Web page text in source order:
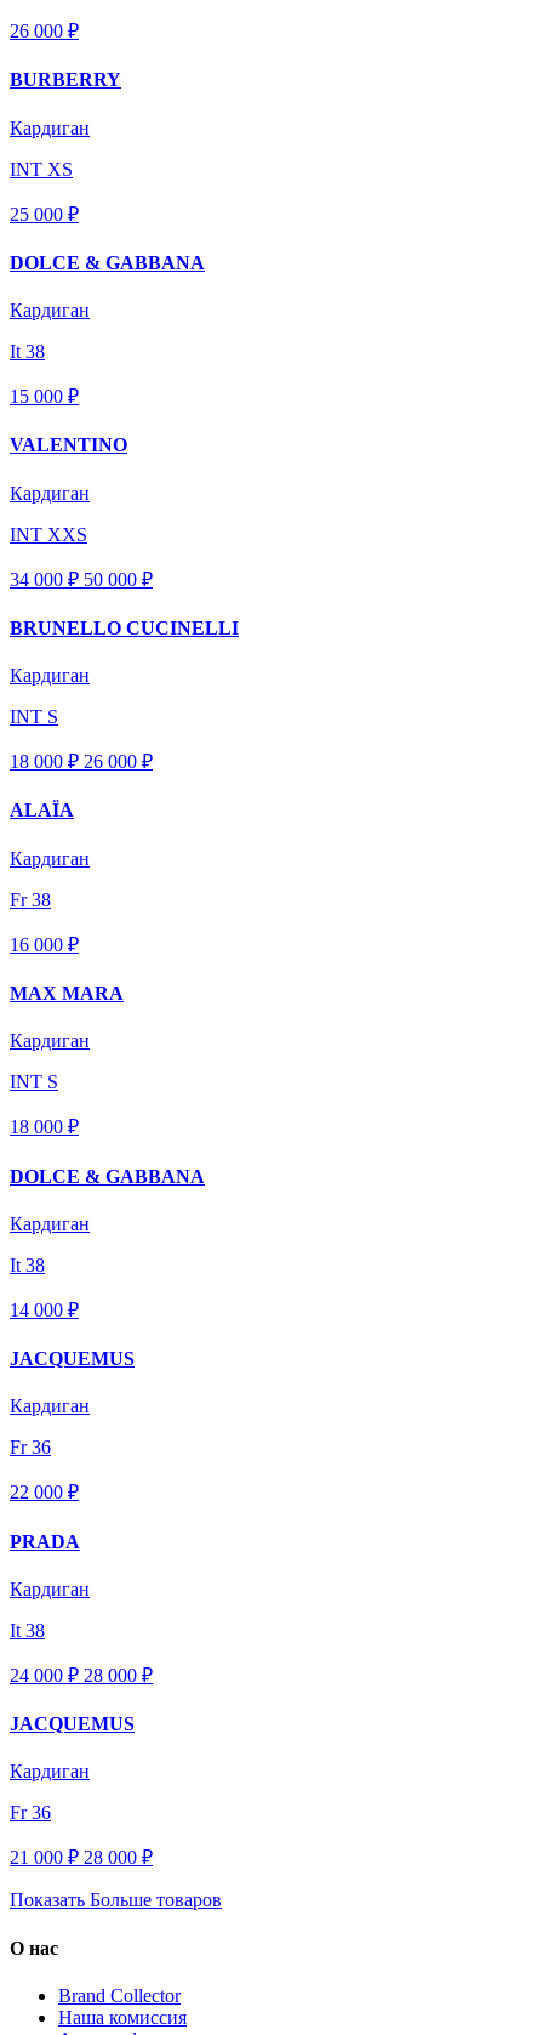
26 000 ₽
BURBERRY
Кардиган
INT XS
25 000 ₽
DOLCE & GABBANA
Кардиган
It 38
15 000 ₽
VALENTINO
Кардиган
INT XXS
34 000 ₽ 50 000 ₽
BRUNELLO CUCINELLI
Кардиган
INT S
18 000 ₽ 26 000 ₽
ALAÏA
Кардиган
Fr 38
16 000 ₽
MAX MARA
Кардиган
INT S
18 000 ₽
DOLCE & GABBANA
Кардиган
It 38
14 000 ₽
JACQUEMUS
Кардиган
Fr 36
22 000 ₽
PRADA
Кардиган
It 38
24 000 ₽ 28 000 ₽
JACQUEMUS
Кардиган
Fr 36
21 000 ₽ 28 000 ₽
Показать Больше товаров
О нас
Brand Collector
Наша комиссия